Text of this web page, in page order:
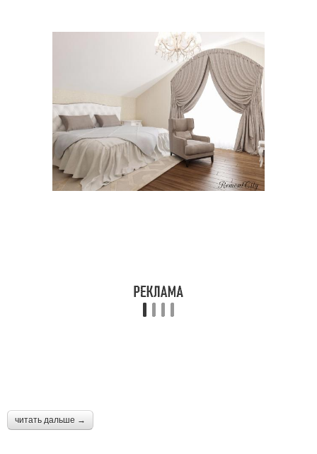
читать дальше →